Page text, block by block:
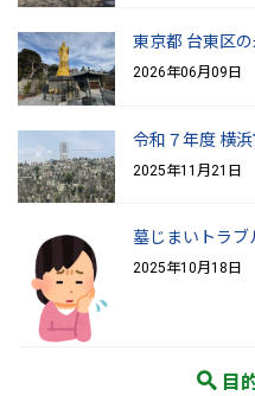
東京都 台東区
2026年06月09日
令和７年度 横
2025年11月21日
墓じまいトラブ
2025年10月18日
目